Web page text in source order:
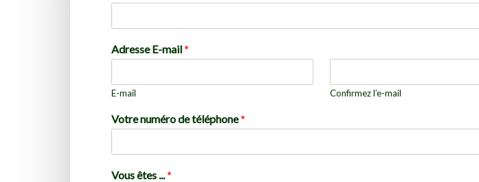
Adresse E-mail*
E-mail Confirmez l’e-mail
Votre numéro de téléphone*
Vous êtes ...*